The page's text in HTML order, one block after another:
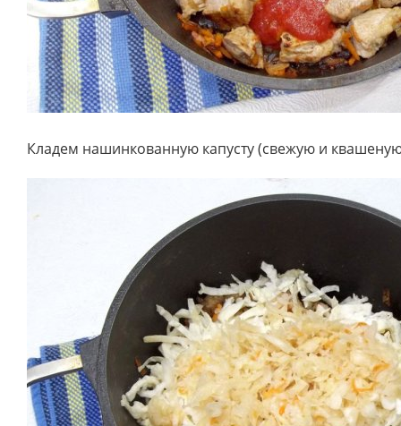
Кладем нашинкованную капусту (свежую и